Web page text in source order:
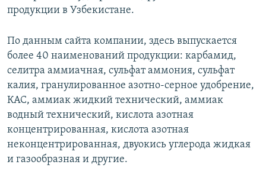
продукции в Узбекистане.
По данным сайта компании, здесь выпускается
более 40 наименований продукции: карбамид,
селитра аммиачная, сульфат аммония, сульфат
калия, гранулированное азотно-серное удобрение,
КАС, аммиак жидкий технический, аммиак
водный технический, кислота азотная
концентрированная, кислота азотная
неконцентрированная, двуокись углерода жидкая
и газообразная и другие.